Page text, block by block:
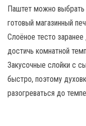
Паштет можно выбрать
готовый магазинный
Слоёное тесто
достичь комнатной
Закусочные слойки с
быстро, поэтому
разогреваться до